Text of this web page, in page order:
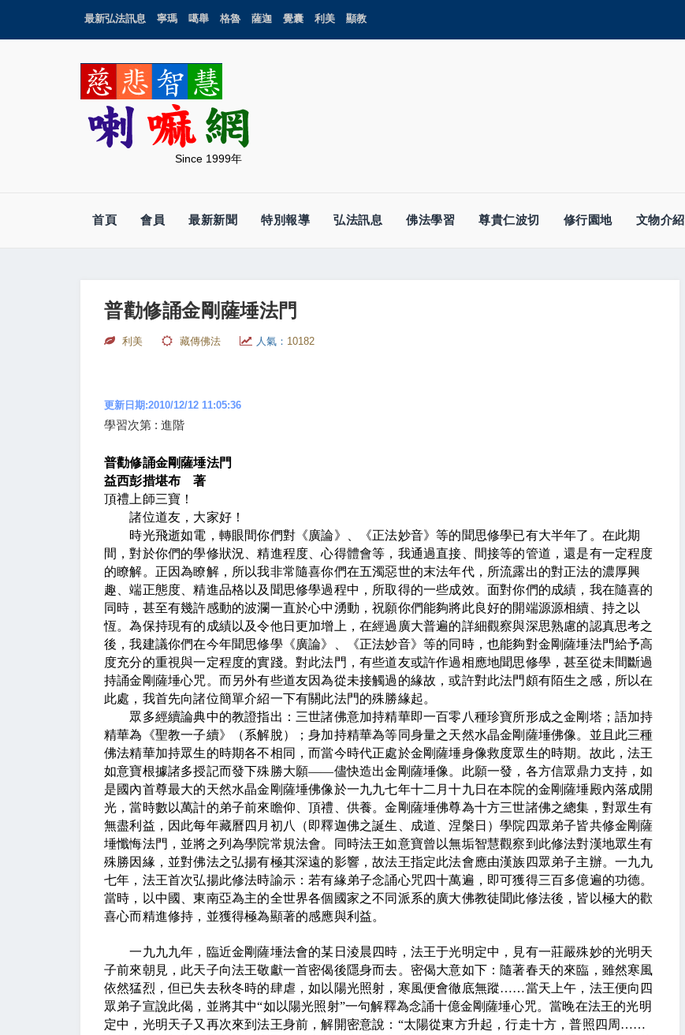
最新弘法訊息 寧瑪 噶舉 格魯 薩迦 覺囊 利美 顯教
Since 1999年
首頁 會員 最新新聞 特別報導 弘法訊息 佛法學習 尊貴仁波切 修行園地 文物介紹
普勸修誦金剛薩埵法門
利美 藏傳佛法 人氣： 10182
更新日期:2010/12/12 11:05:36
學習次第 : 進階
普勸修誦金剛薩埵法門
益西彭措堪布 著
頂禮上師三寶！
諸位道友，大家好！
時光飛逝如電，轉眼間你們對《廣論》、《正法妙音》等的聞思修學已有大半年了。在此期
間，對於你們的學修狀況、精進程度、心得體會等，我通過直接、間接等的管道，還是有一定程度
的瞭解。正因為瞭解，所以我非常隨喜你們在五濁惡世的末法年代，所流露出的對正法的濃厚興
趣、端正態度、精進品格以及聞思修學過程中，所取得的一些成效。面對你們的成績，我在隨喜的
同時，甚至有幾許感動的波瀾一直於心中湧動，祝願你們能夠將此良好的開端源源相續、持之以
恆。為保持現有的成績以及令他日更加增上，在經過廣大普遍的詳細觀察與深思熟慮的認真思考之
後，我建議你們在今年聞思修學《廣論》、《正法妙音》等的同時，也能夠對金剛薩埵法門給予高
度充分的重視與一定程度的實踐。對此法門，有些道友或許作過相應地聞思修學，甚至從未間斷過
持誦金剛薩埵心咒。而另外有些道友因為從未接觸過的緣故，或許對此法門頗有陌生之感，所以在
此處，我首先向諸位簡單介紹一下有關此法門的殊勝緣起。
眾多經續論典中的教證指出：三世諸佛意加持精華即一百零八種珍寶所形成之金剛塔；語加持
精華為《聖教一子續》（系解脫）；身加持精華為等同身量之天然水晶金剛薩埵佛像。並且此三種
佛法精華加持眾生的時期各不相同，而當今時代正處於金剛薩埵身像救度眾生的時期。故此，法王
如意寶根據諸多授記而發下殊勝大願——儘快造出金剛薩埵像。此願一發，各方信眾鼎力支持，如
是國內首尊最大的天然水晶金剛薩埵佛像於一九九七年十二月十九日在本院的金剛薩埵殿內落成開
光，當時數以萬計的弟子前來瞻仰、頂禮、供養。金剛薩埵佛尊為十方三世諸佛之總集，對眾生有
無盡利益，因此每年藏曆 四月初八
（即釋迦佛之誕生、成道、涅槃日）學院四眾弟子皆共修金剛薩
埵懺悔法門，並將之列為學院常規法會。同時法王如意寶曾以無垢智慧觀察到此修法對漢地眾生有
殊勝因緣，並對佛法之弘揚有極其深遠的影響，故法王指定此法會應由漢族四眾弟子主辦。一九九
七年，法王首次弘揚此修法時諭示：若有緣弟子念誦心咒四十萬遍，即可獲得三百多億遍的功德。
當時，以中國、東南亞為主的全世界各個國家之不同派系的廣大佛教徒聞此修法後，皆以極大的歡
喜心而精進修持，並獲得極為顯著的感應與利益。
一九九九年，臨近金剛薩埵法會的某日淩晨四時，法王于光明定中，見有一莊嚴殊妙的光明天
子前來朝見，此天子向法王敬獻一首密偈後隱身而去。密偈大意如下：隨著春天的來臨，雖然寒風
依然猛烈，但已失去秋冬時的肆虐，如以陽光照射，寒風便會徹底無蹤……當天上午，法王便向四
眾弟子宣說此偈，並將其中“如以陽光照射”一句解釋為念誦十億金剛薩埵心咒。當晚在法王的光明
定中，光明天子又再次來到法王身前，解開密意說：“太陽從東方升起，行走十方，普照四周……